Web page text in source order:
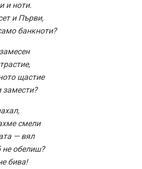
и ноти.
и Първи,
банкноти?
щастие
замести?
смели
— вял
не обелиш?
бива!